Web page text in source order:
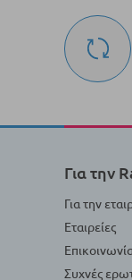
Για την
Για την
Εταιρείες
Συχνές